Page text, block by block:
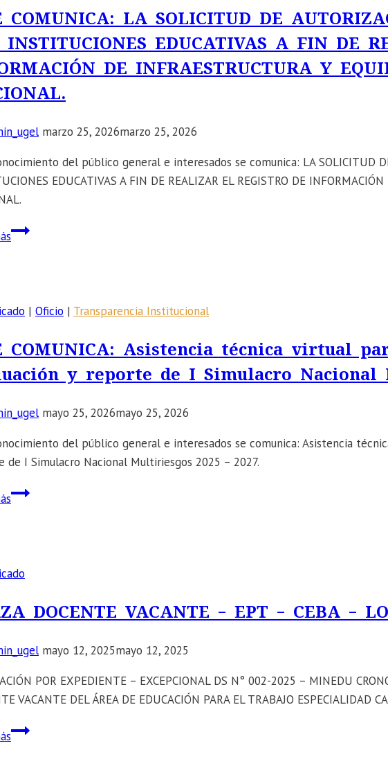
DE
PRIMARIA
A
PARTICIPAR
EN
LA
TECNICA
SOBRE
EVALUACION
INSTITUCIONAL
SALIDA
COMUNICA: LA SOLICITUD DE
INSTITUCIONES EDUCATIVAS A FIN DE
DE INFRAESTRUCTURA Y
marzo 25, 2026marzo 25, 2026
del público general e interesados se comunica: LA SOLICITUD DE
EDUCATIVAS A FIN DE REALIZAR EL REGISTRO DE
📣
SOLICITUD
AUTORIZACIÓN
PARA
EL
A
INSTITUCIONES
A
FIN
EL
REGISTRO
DE
INFORMACIÓN
INFRAESTRUCTURA
Y
EQUIPAMIENTO
NIVEL
| Oficio | Transparencia Institucional
COMUNICA: Asistencia técnica virtual
y reporte de I Simulacro Nacional
mayo 25, 2026mayo 25, 2026
del público general e interesados se comunica: Asistencia
de I Simulacro Nacional Multiriesgos 2025 – 2027.
📣
técnica
para
la
ejecución,
evaluación
y
de
DOCENTE VACANTE – EPT – CEBA –
mayo 12, 2025mayo 12, 2025
POR EXPEDIENTE – EXCEPCIONAL DS N° 002-2025 – MINEDU
VACANTE DEL ÁREA DE EDUCACIÓN PARA EL TRABAJO ESPECIALIDAD
PLAZA